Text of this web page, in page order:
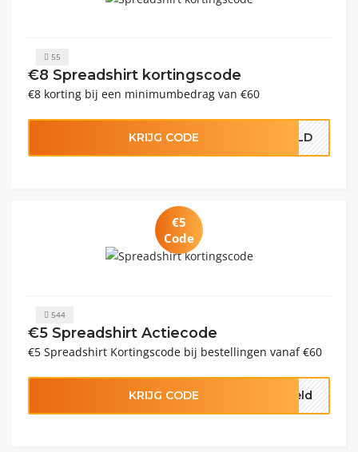
55
€8 Spreadshirt kortingscode
€8 korting bij een minimumbedrag van €60
KRIJG CODE HELD
€5
Code
544
€5 Spreadshirt Actiecode
€5 Spreadshirt Kortingscode bij bestellingen vanaf €60
KRIJG CODE held